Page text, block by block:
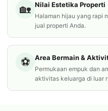
🏡 Nilai Estetika Properti
Halaman hijau yang rapi
jual properti Anda.
⚽ Area Bermain &
Permukaan empuk dan
aktivitas keluarga di luar